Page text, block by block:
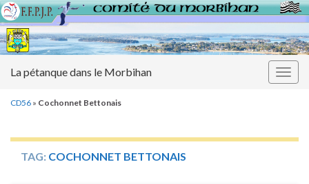
La pétanque dans le Morbihan
CD56 » Cochonnet Bettonais
TAG: COCHONNET BETTONAIS